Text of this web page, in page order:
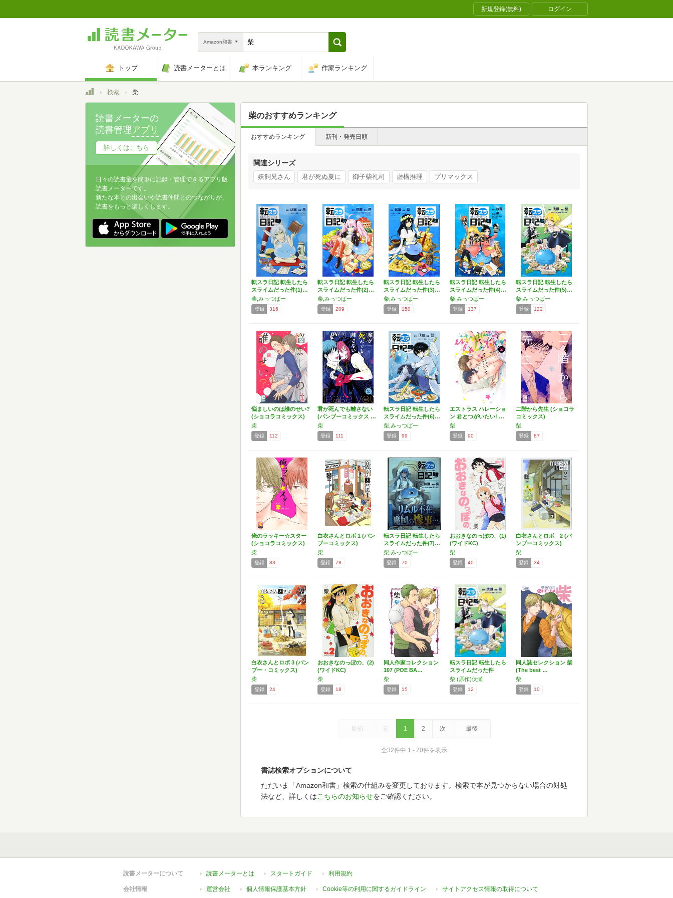
新規登録(無料) ログイン
Amazon和書
トップ 読書メーターとは 本ランキング 作家ランキング
トップ検索 柴
柴のおすすめランキング
おすすめランキング 新刊・発売日順
関連シリーズ
妖飼兄さん 君が死ぬ夏に 御子柴礼司 虚構推理 プリマックス
転スラ日記 転生したら
スライムだった件(1)…
柴,みっつばー
登録 316
転スラ日記 転生したら
スライムだった件(2)…
柴,みっつばー
登録 209
転スラ日記 転生したら
スライムだった件(3)…
柴,みっつばー
登録 150
転スラ日記 転生したら
スライムだった件(4)…
柴,みっつばー
登録 137
転スラ日記 転生したら
スライムだった件(5)…
柴,みっつばー
登録 122
悩ましいのは誰のせい?
(ショコラコミックス)
柴
登録 112
君が死んでも離さない
(バンブーコミックス …
柴
登録 111
転スラ日記 転生したら
スライムだった件(6)…
柴,みっつばー
登録 99
エストラス ハレーショ
ン 君とつがいたい! …
柴
登録 90
二階から先生 (ショコラ
コミックス)
柴
登録 87
俺のラッキー☆スター
(ショコラコミックス)
柴
登録 83
白衣さんとロボ 1 (バン
ブーコミックス)
柴
登録 78
転スラ日記 転生したら
スライムだった件(7)…
柴,みっつばー
登録 70
おおきなのっぽの、(1)
(ワイドKC)
柴
登録 40
白衣さんとロボ 2 (バ
ンブーコミックス)
柴
登録 34
白衣さんとロボ 3 (バン
ブー・コミックス)
柴
登録 24
おおきなのっぽの、(2)
(ワイドKC)
柴
登録 18
同人作家コレクション
107 (POE BA…
柴
登録 15
転スラ日記 転生したら
スライムだった件
（５）
柴,(原作)伏瀬
登録 12
同人誌セレクション 柴
(The best …
柴
登録 10
最初 前 1 2 次 最後
全32件中 1 - 20件を表示
書誌検索オプションについて
ただいま「Amazon和書」検索の仕組みを変更しております。検索で本が見つからない場合の対処
法など、詳しくはこちらのお知らせをご確認ください。
読書メーターの
読書管理アプリ
詳しくはこちら
日々の読書量を簡単に記録・管理できるアプリ版
読書メーターです。
新たな本との出会いや読書仲間とのつながりが、
読書をもっと楽しくします。
読書メーターについて 読書メーターとは スタートガイド 利用規約
会社情報 運営会社 個人情報保護基本方針 Cookie等の利用に関するガイドライン サイトアクセス情報の取得について